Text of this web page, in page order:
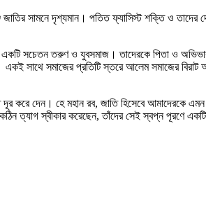
সামনে দৃশ্যমান। পতিত ফ্যাসিস্ট শক্তি ও
সচেতন তরুণ ও যুবসমাজ। তাদেরকে পিতা ও
একই সাথে সমাজের প্রতিটি স্তরে আলেম সমাজের
করে দেন। হে মহান রব, জাতি হিসেবে আমাদেরকে
ত্যাগ স্বীকার করেছেন, তাঁদের সেই স্বপ্ন পূরণে একটি